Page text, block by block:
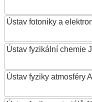
Ústav fotoniky a
Ústav fyzikální chemie
Ústav fyziky atmosféry